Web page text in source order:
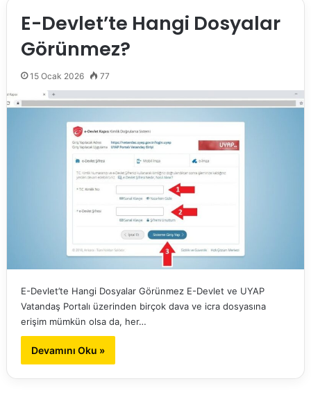
E-Devlet’te Hangi Dosyalar
Görünmez?
15 Ocak 2026 77
E-Devlet’te Hangi Dosyalar Görünmez E-Devlet ve UYAP
Vatandaş Portalı üzerinden birçok dava ve icra dosyasına
erişim mümkün olsa da, her…
Devamını Oku »